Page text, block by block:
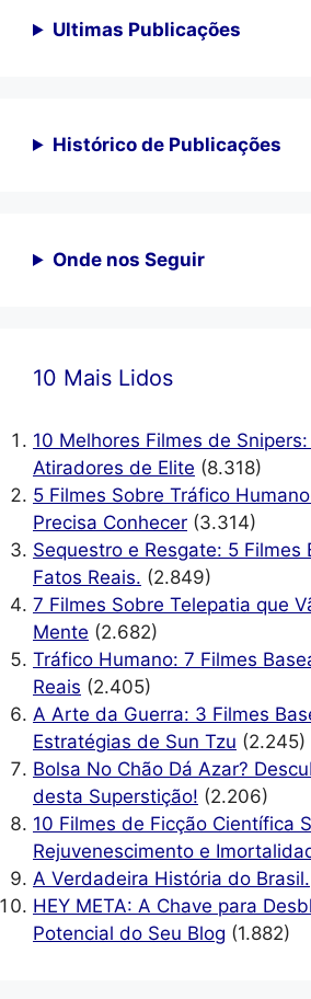
Ultimas Publicações
Histórico de Publicações
Onde nos Seguir
10 Mais Lidos
10 Melhores Filmes de
Atiradores de Elite (8.318)
5 Filmes Sobre Tráfico
Precisa Conhecer (3.314)
Sequestro e Resgate: 5 Filmes
Fatos Reais. (2.849)
7 Filmes Sobre Telepatia que
Mente (2.682)
Tráfico Humano: 7 Filmes
Reais (2.405)
A Arte da Guerra: 3 Filmes
Estratégias de Sun Tzu (2.245)
Bolsa No Chão Dá Azar?
desta Superstição! (2.206)
10 Filmes de Ficção Científica
Rejuvenescimento e
A Verdadeira História do Brasil.
HEY META: A Chave para
Potencial do Seu Blog (1.882)